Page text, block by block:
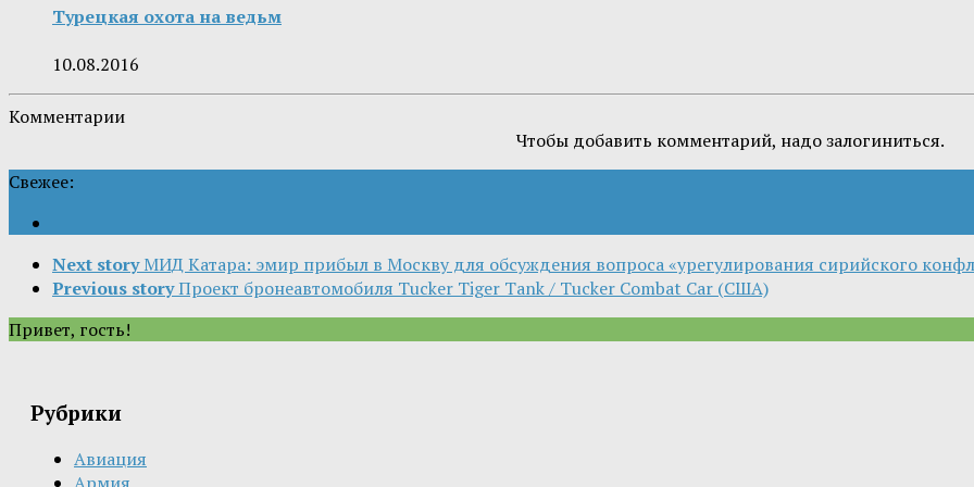
Турецкая охота на ведьм
10.08.2016
Комментарии
Чтобы добавить комментарий, надо залогиниться.
Свежее:
Next story МИД Катара: эмир прибыл в Москву для обсуждения вопроса «урегулирования сирийского
Previous storyПроект бронеавтомобиля Tucker Tiger Tank / Tucker Combat Car (США)
Привет, гость!
Рубрики
Авиация